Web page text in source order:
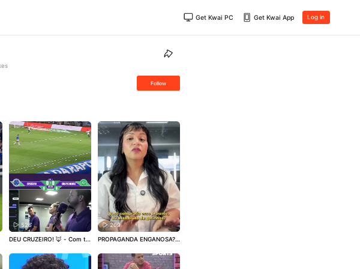
Get Kwai PC Get Kwai App Log in
Follow
526
DEU CRUZEIRO! 🦊 - Com tr
eu a Chapecoense por 2 a 0
no Mineirão e carimbou o pa
209
PROPAGANDA ENGANOSA?
ra comum. O consumidor es
colheu a blusa, admirou a es